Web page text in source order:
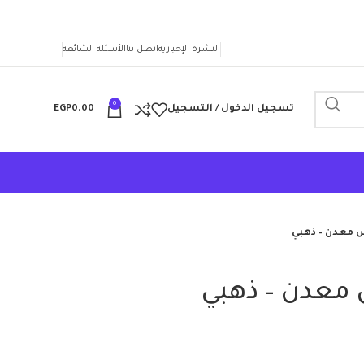
النشرة الإخباريةاتصل بناالأسئلة الشائعة
تسجيل الدخول / التسجيل
0
EGP0.00
معدن – ذهبي
معدن – ذهبي